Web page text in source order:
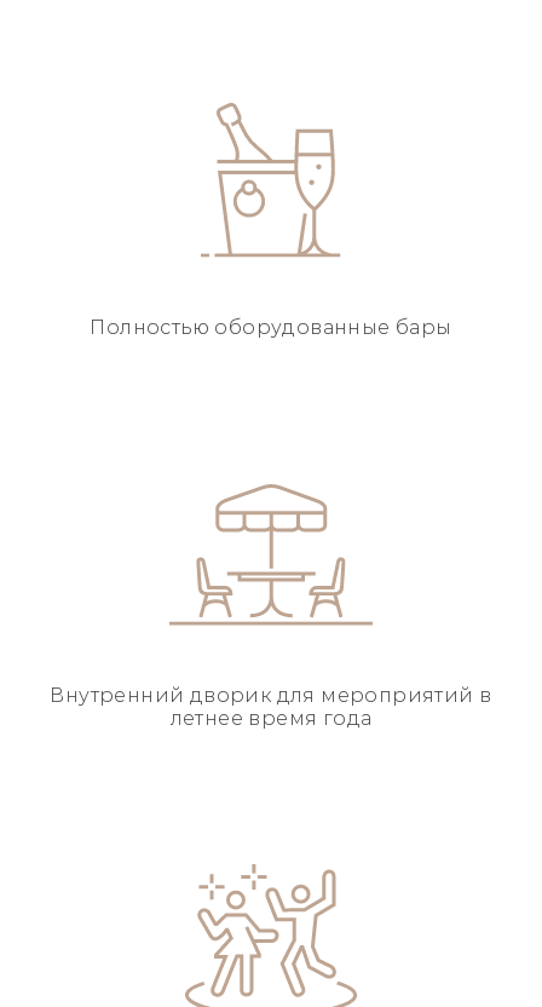
Полностью оборудованные бары
Внутренний дворик для мероприятий в
летнее время года